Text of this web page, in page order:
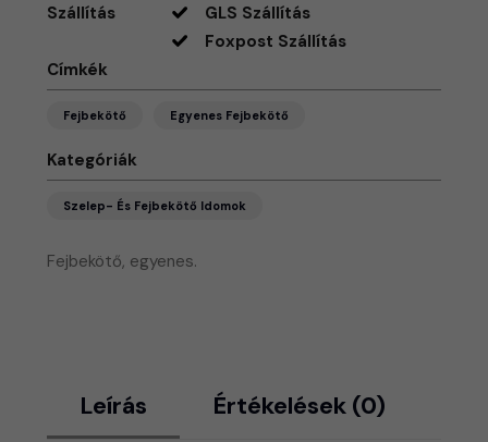
Fejbekötő, egyenes.
Szállítás
GLS Szállítás
Foxpost Szállítás
Címkék
Fejbekötő Egyenes Fejbekötő
Kategóriák
Szelep- És Fejbekötő Idomok
Leírás Értékelések (0)